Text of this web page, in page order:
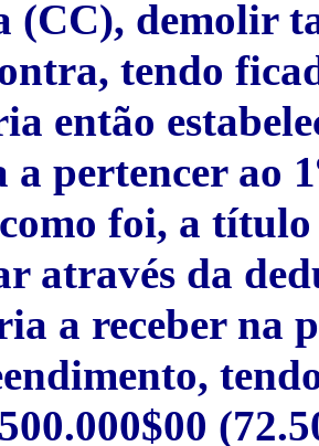
(CC), demolir
tendo
então
pertencer ao
foi, a
através da
a receber na